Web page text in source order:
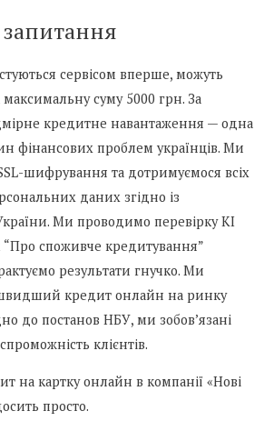
сервісом вперше, можуть
максимальну суму 5000 грн. За
кредитне навантаження — одна
фінансових проблем українців. Ми
шифрування та дотримуємося всіх
даних згідно із
Ми проводимо перевірку КІ
“Про споживче кредитування”
результати гнучко. Ми
кредит онлайн на ринку
до постанов НБУ, ми зобов’язані
клієнтів.
на картку онлайн в компанії «Нові
просто.